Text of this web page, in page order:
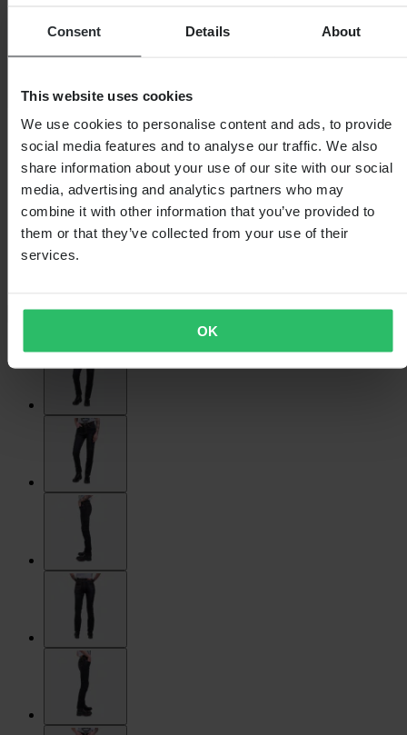
Consent Details About
This website uses cookies
We use cookies to personalise content and ads, to provide
social media features and to analyse our traffic. We also
share information about your use of our site with our social
media, advertising and analytics partners who may
combine it with other information that you’ve provided to
them or that they’ve collected from your use of their
services.
OK